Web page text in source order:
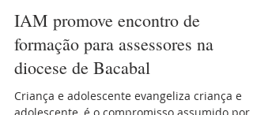
4 de out. de 2019
1 min de leitura
IAM promove encontro de
formação para assessores na
diocese de Bacabal